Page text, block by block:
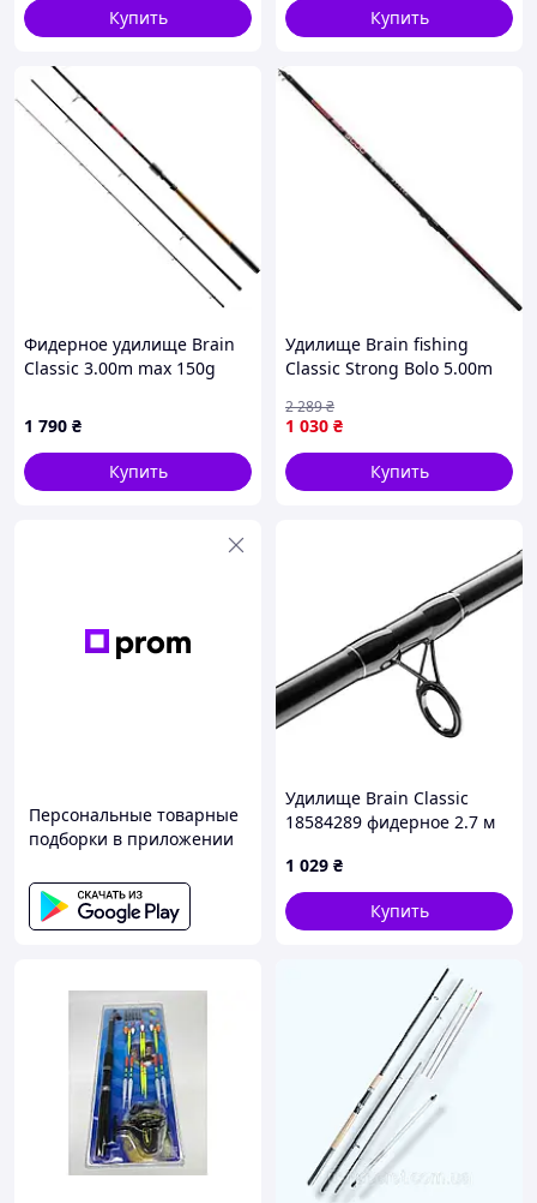
Купить Купить
Фидерное удилище Brain
Classic 3.00m max 150g
1 790 ₴
Купить
Удилище Brain fishing
Classic Strong Bolo 5.00m
1 030 ₴
2 289₴
Купить
Персональные товарные
подборки в приложении
Удилище Brain Classic
18584289 фидерное 2.7 м
1 029 ₴
Купить